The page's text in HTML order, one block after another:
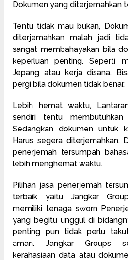
Dokumen yang diterjemahkan
Tentu tidak mau bukan,
diterjemahkan malah jadi
sangat membahayakan bila
keperluan penting. Seperti
Jepang atau kerja disana.
pergi bila dokumen tidak benar.
Lebih hemat waktu,
sendiri tentu
Sedangkan dokumen untuk
Harus segera diterjemahkan.
penerjemah tersumpah
lebih menghemat waktu.
Pilihan jasa penerjemah
terbaik yaitu Jangkar
memiliki tenaga sworn
yang begitu unggul di
penting pun tidak perlu
aman. Jangkar Groups
kerahasiaan data atau